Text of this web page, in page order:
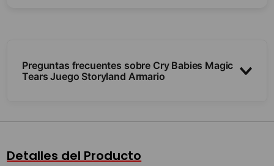
Preguntas frecuentes sobre Cry Babies Magic
Tears Juego Storyland Armario
Detalles del Producto